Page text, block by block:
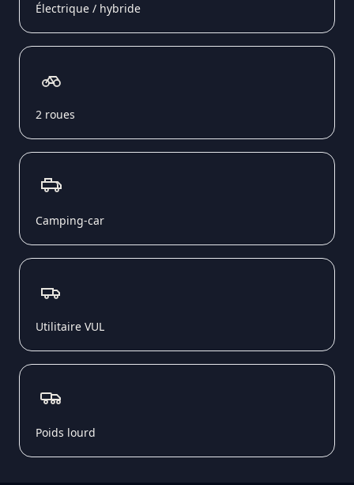
Électrique / hybride
2 roues
Camping-car
Utilitaire VUL
Poids lourd